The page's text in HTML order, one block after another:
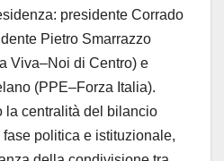
presidente Corrado
Pietro Smarrazzo
Viva–Noi di Centro) e
(PPE–Forza Italia).
la centralità del bilancio
politica e istituzionale,